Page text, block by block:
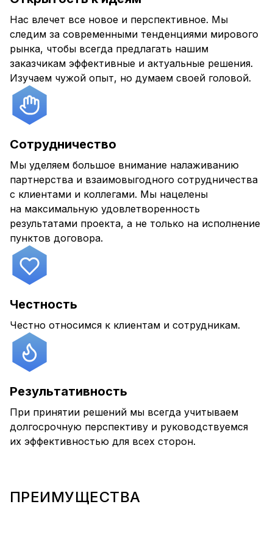
Нас влечет все новое и перспективное. Мы
следим за современными тенденциями мирового
рынка, чтобы всегда предлагать нашим
заказчикам эффективные и актуальные решения.
Изучаем чужой опыт, но думаем своей головой.
Сотрудничество
Мы уделяем большое внимание налаживанию
партнерства и взаимовыгодного сотрудничества
с клиентами и коллегами. Мы нацелены
на максимальную удовлетворенность
результатами проекта, а не только на исполнение
пунктов договора.
Честность
Честно относимся к клиентам и сотрудникам.
Результативность
При принятии решений мы всегда учитываем
долгосрочную перспективу и руководствуемся
их эффективностью для всех сторон.
ПРЕИМУЩЕСТВА